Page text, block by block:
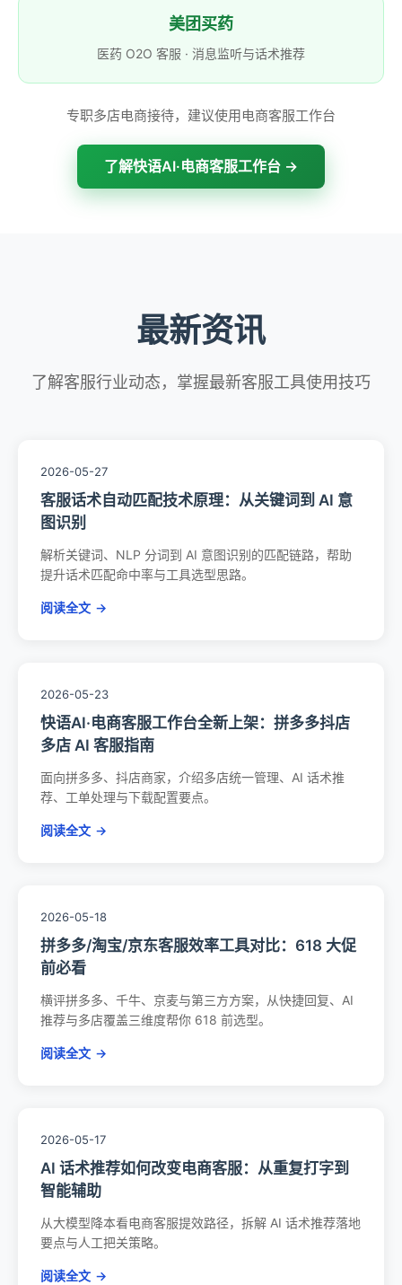
美团买药
医药 O2O 客服 · 消息监听与话术推荐
专职多店电商接待，建议使用电商客服工作台
了解快语AI·电商客服工作台 →
最新资讯
了解客服行业动态，掌握最新客服工具使用技巧
2026-05-27
客服话术自动匹配技术原理：从关键词到 AI 意
图识别
解析关键词、NLP 分词到 AI 意图识别的匹配链路，帮助
提升话术匹配命中率与工具选型思路。
阅读全文 →
2026-05-23
快语AI·电商客服工作台全新上架：拼多多抖店
多店 AI 客服指南
面向拼多多、抖店商家，介绍多店统一管理、AI 话术推
荐、工单处理与下载配置要点。
阅读全文 →
2026-05-18
拼多多/淘宝/京东客服效率工具对比：618 大促
前必看
横评拼多多、千牛、京麦与第三方方案，从快捷回复、AI
推荐与多店覆盖三维度帮你 618 前选型。
阅读全文 →
2026-05-17
AI 话术推荐如何改变电商客服：从重复打字到
智能辅助
从大模型降本看电商客服提效路径，拆解 AI 话术推荐落地
要点与人工把关策略。
阅读全文 →